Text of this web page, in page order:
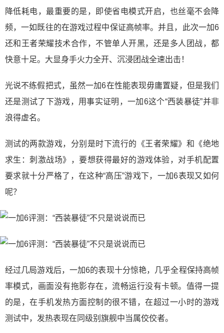
降低耗电，最重要的是，即使省电模式开启，也丝毫不会降
频，一如既往的在游戏过程中保证高帧率。并且，此次一加6
还和王者荣耀技术合作，不管单人开黑，还是多人团战，都
快意十足。大显身手火力全开、沉浸团战全速出击！
光说不练假把式，虽然一加6在性能表现毋庸置疑，但是我们
还是测试了下游戏，用事实证明，一加6这个“西装暴徒”并非
浪得虚名。
测试的两款游戏，分别是时下流行的《王者荣耀》和《绝地
求生：刺激战场》，要想获得最好的游戏体验，对手机配置
要求就十分严格了，在这种“高压”游戏下，一加6表现又如何
呢？
经过几局游戏后，一加6的表现十分惊艳，几乎全程保持高帧
率模式，画面没有拖影存在，流畅运行没有卡顿。值得一提
的是，在手机发热方面控制的很不错，在超过一小时的游戏
测试中，发热表现在同级别旗舰中当属佼佼者。